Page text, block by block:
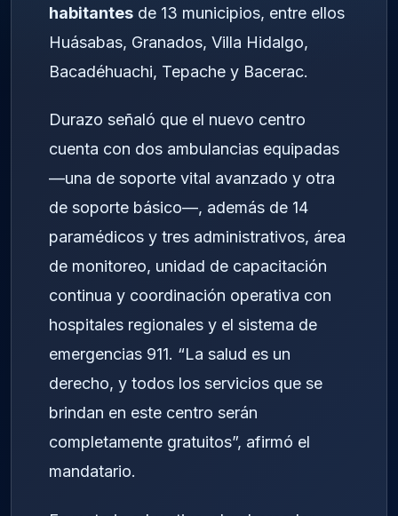
habitantes de 13 municipios, entre ellos
Huásabas, Granados, Villa Hidalgo,
Bacadéhuachi, Tepache y Bacerac.
Durazo señaló que el nuevo centro
cuenta con dos ambulancias equipadas
—una de soporte vital avanzado y otra
de soporte básico—, además de 14
paramédicos y tres administrativos, área
de monitoreo, unidad de capacitación
continua y coordinación operativa con
hospitales regionales y el sistema de
emergencias 911. “La salud es un
derecho, y todos los servicios que se
brindan en este centro serán
completamente gratuitos”, afirmó el
mandatario.